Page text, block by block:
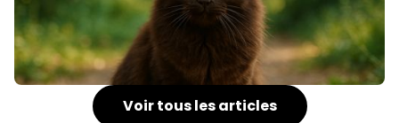
Voir tous les articles